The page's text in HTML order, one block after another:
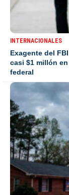
INTERNACIONALES
Exagente del
casi $1 millón
federal